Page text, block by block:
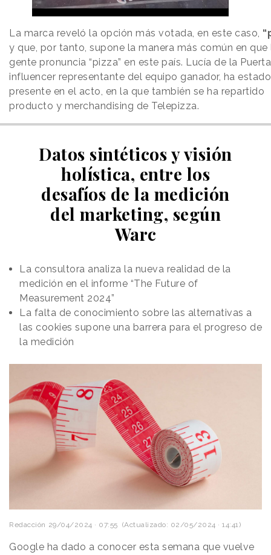
La marca reveló la opción más votada, en este caso,
y que, por tanto, supone la manera más común en que
gente pronuncia “pizza” en este país. Lucía de la
influencer representante del equipo ganador, ha estado
presente en el acto, en la que también se ha repartido
producto y merchandising de Telepizza.
Datos sintéticos y visión
holística, entre los
desafíos de la medición
del marketing, según
Warc
La consultora analiza la nueva realidad de la
medición en el informe “The Future of
Measurement 2024”
La falta de conocimiento sobre las alternativas a
las cookies supone una barrera para el progreso de
la medición
Redacción 29/04/2024 · 07:55 (Actualizado: 02/05/2024 · 14:41)
Google ha dado a conocer esta semana que vuelve